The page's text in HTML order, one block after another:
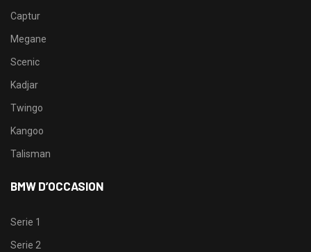
Captur
Megane
Scenic
Kadjar
Twingo
Kangoo
Talisman
BMW D’OCCASION
Serie 1
Serie 2